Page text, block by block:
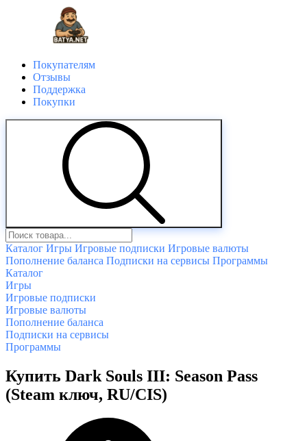
Покупателям
Отзывы
Поддержка
Покупки
Каталог Игры Игровые подписки Игровые валюты
Пополнение баланса Подписки на сервисы Программы
Каталог
Игры
Игровые подписки
Игровые валюты
Пополнение баланса
Подписки на сервисы
Программы
Купить Dark Souls III: Season Pass
(Steam ключ, RU/CIS)